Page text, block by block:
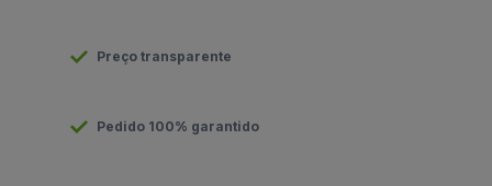
Preço transparente
Pedido 100% garantido